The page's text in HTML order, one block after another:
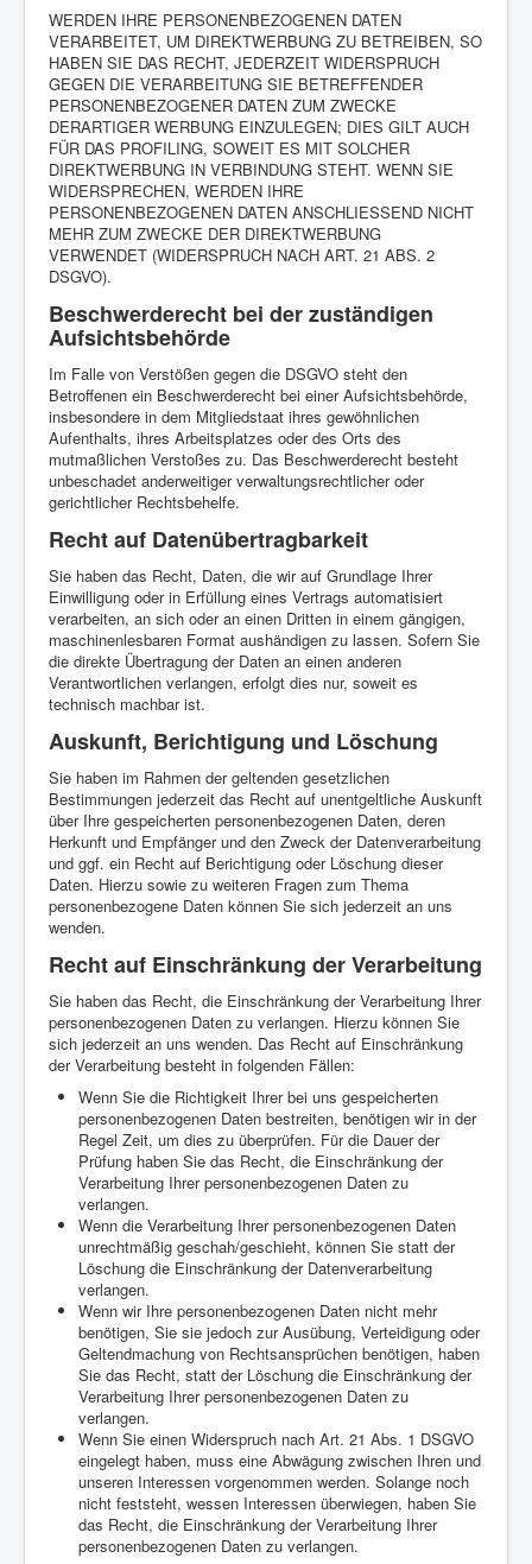
WERDEN IHRE PERSONENBEZOGENEN DATEN
VERARBEITET, UM DIREKTWERBUNG ZU BETREIBEN, SO
HABEN SIE DAS RECHT, JEDERZEIT WIDERSPRUCH
GEGEN DIE VERARBEITUNG SIE BETREFFENDER
PERSONENBEZOGENER DATEN ZUM ZWECKE
DERARTIGER WERBUNG EINZULEGEN; DIES GILT AUCH
FÜR DAS PROFILING, SOWEIT ES MIT SOLCHER
DIREKTWERBUNG IN VERBINDUNG STEHT. WENN SIE
WIDERSPRECHEN, WERDEN IHRE
PERSONENBEZOGENEN DATEN ANSCHLIESSEND NICHT
MEHR ZUM ZWECKE DER DIREKTWERBUNG
VERWENDET (WIDERSPRUCH NACH ART. 21 ABS. 2
DSGVO).
Beschwerde­recht bei der zuständigen
Aufsichts­behörde
Im Falle von Verstößen gegen die DSGVO steht den
Betroffenen ein Beschwerderecht bei einer Aufsichtsbehörde,
insbesondere in dem Mitgliedstaat ihres gewöhnlichen
Aufenthalts, ihres Arbeitsplatzes oder des Orts des
mutmaßlichen Verstoßes zu. Das Beschwerderecht besteht
unbeschadet anderweitiger verwaltungsrechtlicher oder
gerichtlicher Rechtsbehelfe.
Recht auf Daten­übertrag­barkeit
Sie haben das Recht, Daten, die wir auf Grundlage Ihrer
Einwilligung oder in Erfüllung eines Vertrags automatisiert
verarbeiten, an sich oder an einen Dritten in einem gängigen,
maschinenlesbaren Format aushändigen zu lassen. Sofern Sie
die direkte Übertragung der Daten an einen anderen
Verantwortlichen verlangen, erfolgt dies nur, soweit es
technisch machbar ist.
Auskunft, Berichtigung und Löschung
Sie haben im Rahmen der geltenden gesetzlichen
Bestimmungen jederzeit das Recht auf unentgeltliche Auskunft
über Ihre gespeicherten personenbezogenen Daten, deren
Herkunft und Empfänger und den Zweck der Datenverarbeitung
und ggf. ein Recht auf Berichtigung oder Löschung dieser
Daten. Hierzu sowie zu weiteren Fragen zum Thema
personenbezogene Daten können Sie sich jederzeit an uns
wenden.
Recht auf Einschränkung der Verarbeitung
Sie haben das Recht, die Einschränkung der Verarbeitung Ihrer
personenbezogenen Daten zu verlangen. Hierzu können Sie
sich jederzeit an uns wenden. Das Recht auf Einschränkung
der Verarbeitung besteht in folgenden Fällen:
Wenn Sie die Richtigkeit Ihrer bei uns gespeicherten
personenbezogenen Daten bestreiten, benötigen wir in der
Regel Zeit, um dies zu überprüfen. Für die Dauer der
Prüfung haben Sie das Recht, die Einschränkung der
Verarbeitung Ihrer personenbezogenen Daten zu
verlangen.
Wenn die Verarbeitung Ihrer personenbezogenen Daten
unrechtmäßig geschah/geschieht, können Sie statt der
Löschung die Einschränkung der Datenverarbeitung
verlangen.
Wenn wir Ihre personenbezogenen Daten nicht mehr
benötigen, Sie sie jedoch zur Ausübung, Verteidigung oder
Geltendmachung von Rechtsansprüchen benötigen, haben
Sie das Recht, statt der Löschung die Einschränkung der
Verarbeitung Ihrer personenbezogenen Daten zu
verlangen.
Wenn Sie einen Widerspruch nach Art. 21 Abs. 1 DSGVO
eingelegt haben, muss eine Abwägung zwischen Ihren und
unseren Interessen vorgenommen werden. Solange noch
nicht feststeht, wessen Interessen überwiegen, haben Sie
das Recht, die Einschränkung der Verarbeitung Ihrer
personenbezogenen Daten zu verlangen.